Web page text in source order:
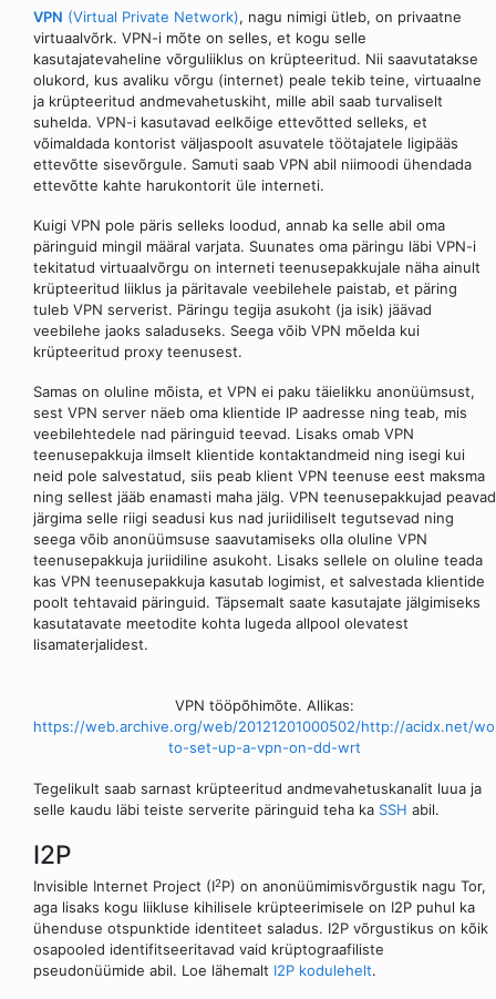
VPN (Virtual Private Network), nagu nimigi ütleb, on privaatne
virtuaalvõrk. VPN-i mõte on selles, et kogu selle
kasutajatevaheline võrguliiklus on krüpteeritud. Nii saavutatakse
olukord, kus avaliku võrgu (internet) peale tekib teine, virtuaalne
ja krüpteeritud andmevahetuskiht, mille abil saab turvaliselt
suhelda. VPN-i kasutavad eelkõige ettevõtted selleks, et
võimaldada kontorist väljaspoolt asuvatele töötajatele ligipääs
ettevõtte sisevõrgule. Samuti saab VPN abil niimoodi ühendada
ettevõtte kahte harukontorit üle interneti.
Kuigi VPN pole päris selleks loodud, annab ka selle abil oma
päringuid mingil määral varjata. Suunates oma päringu läbi VPN-i
tekitatud virtuaalvõrgu on interneti teenusepakkujale näha ainult
krüpteeritud liiklus ja päritavale veebilehele paistab, et päring
tuleb VPN serverist. Päringu tegija asukoht (ja isik) jäävad
veebilehe jaoks saladuseks. Seega võib VPN mõelda kui
krüpteeritud proxy teenusest.
Samas on oluline mõista, et VPN ei paku täielikku anonüümsust,
sest VPN server näeb oma klientide IP aadresse ning teab, mis
veebilehtedele nad päringuid teevad. Lisaks omab VPN
teenusepakkuja ilmselt klientide kontaktandmeid ning isegi kui
neid pole salvestatud, siis peab klient VPN teenuse eest maksma
ning sellest jääb enamasti maha jälg. VPN teenusepakkujad peavad
järgima selle riigi seadusi kus nad juriidiliselt tegutsevad ning
seega võib anonüümsuse saavutamiseks olla oluline VPN
teenusepakkuja juriidiline asukoht. Lisaks sellele on oluline teada
kas VPN teenusepakkuja kasutab logimist, et salvestada klientide
poolt tehtavaid päringuid. Täpsemalt saate kasutajate jälgimiseks
kasutatavate meetodite kohta lugeda allpool olevatest
lisamaterjalidest.
VPN tööpõhimõte. Allikas:
https://web.archive.org/web/20121201000502/http://acidx.net/
to-set-up-a-vpn-on-dd-wrt
Tegelikult saab sarnast krüpteeritud andmevahetuskanalit luua ja
selle kaudu läbi teiste serverite päringuid teha ka SSH abil.
I2P
Invisible Internet Project (I2P) on anonüümimisvõrgustik nagu Tor,
aga lisaks kogu liikluse kihilisele krüpteerimisele on I2P puhul ka
ühenduse otspunktide identiteet saladus. I2P võrgustikus on kõik
osapooled identifitseeritavad vaid krüptograafiliste
pseudonüümide abil. Loe lähemalt I2P kodulehelt.